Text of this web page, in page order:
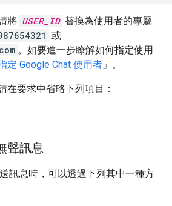
將 USER_ID 替換為使用者的專屬
或
。如要進一步瞭解如何指定使用
定 Google Chat 使用者 」。
在要求中省略下列項目：
聲訊息
訊息時，可以透過下列其中一種方